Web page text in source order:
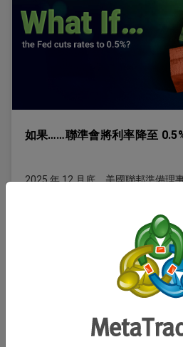
如果……聯準會將利率降至
2025 年 12 月底，美國聯邦準備理
0.5%。 這是一項出乎市場預料的
閱讀更多